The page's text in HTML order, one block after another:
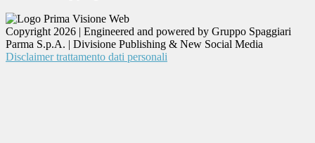
Copyright 2026 | Engineered and powered by Gruppo Spaggiari
Parma S.p.A. | Divisione Publishing & New Social Media
Disclaimer trattamento dati personali